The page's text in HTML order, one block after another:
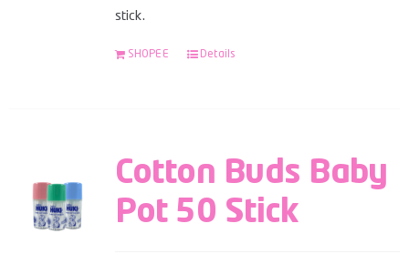
stick.
SHOPEE Details
Cotton Buds Baby
Pot 50 Stick